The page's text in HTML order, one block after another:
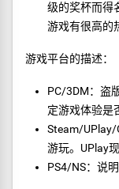
级的奖杯而得
游戏有很高的
游戏平台的描述：
PC/3DM：盗
定游戏体验是
Steam/UPlay/
游玩。UPlay
PS4/NS：说